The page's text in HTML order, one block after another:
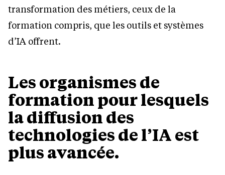
transformation des métiers, ceux de la
formation compris, que les outils et systèmes
d’IA offrent.
Les organismes de
formation pour lesquels
la diffusion des
technologies de l’IA est
plus avancée.